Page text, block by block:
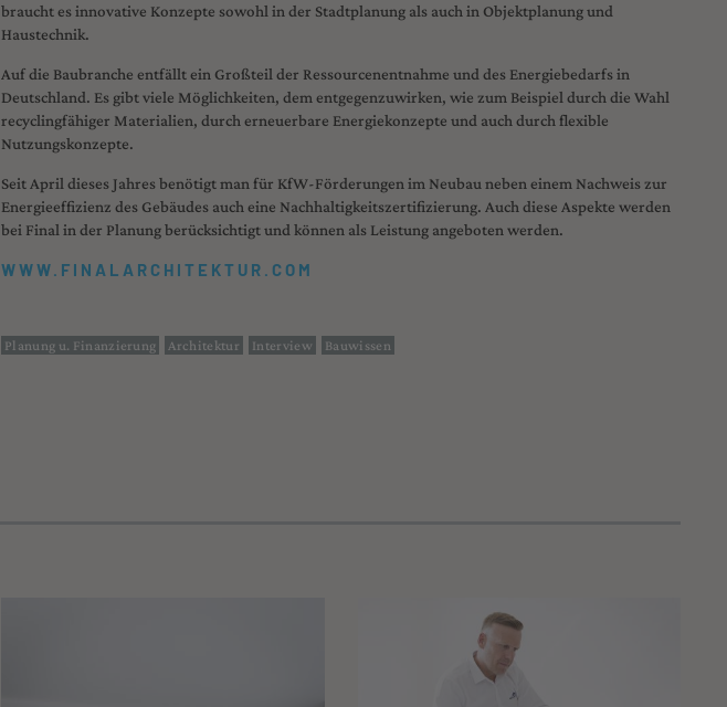
braucht es innovative Konzepte sowohl in der Stadtplanung als auch in Objektplanung und
Haustechnik.
Auf die Baubranche entfällt ein Großteil der Ressourcenentnahme und des Energiebedarfs in
Deutschland. Es gibt viele Möglichkeiten, dem entgegenzuwirken, wie zum Beispiel durch die Wahl
recyclingfähiger Materialien, durch erneuerbare Energiekonzepte und auch durch flexible
Nutzungskonzepte.
Seit April dieses Jahres benötigt man für KfW-Förderungen im Neubau neben einem Nachweis zur
Energieeffizienz des Gebäudes auch eine Nachhaltigkeitszertifizierung. Auch diese Aspekte werden
bei Final in der Planung berücksichtigt und können als Leistung angeboten werden.
WWW.FINALARCHITEKTUR.COM
Planung u. Finanzierung Architektur Interview Bauwissen